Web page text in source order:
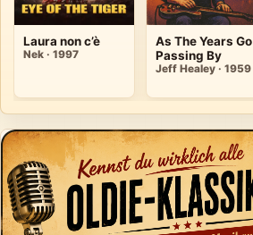
Laura non c’è
Nek · 1997
As The Years Go
Passing By
Jeff Healey · 1959